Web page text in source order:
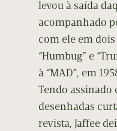
levou à saída
acompanhado
com ele em
“Humbug” e
à “MAD”, em
Tendo assinado
desenhadas
revista, Jaffee